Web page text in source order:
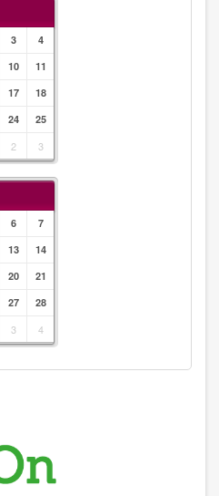
3
4
10
11
17
18
24
25
2 3
6
7
13
14
20
21
27
28
3 4